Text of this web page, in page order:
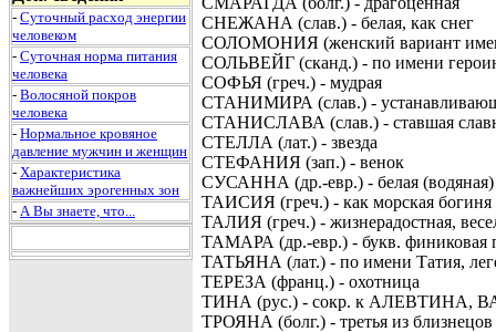
- Суточный расход энергии
человеком
- Суточная норма питания
человека
- Волосяной покров
человека
- Нормальное кровяное
давление мужчин и женщин
- Характеристика
важнейших эрогенных зон
- А Вы знаете, что...
СНЕЖАНА (слав.) - белая, как снег
СОЛОМОНИЯ (женский вариант
СОЛЬВЕЙГ (сканд.) - по имени
СОФЬЯ (греч.) - мудрая
СТАНИМИРА (слав.) -
СТАНИСЛАВА (слав.) - ставшая
СТЕЛЛА (лат.) - звезда
СТЕФАНИЯ (зап.) - венок
СУСАННА (др.-евр.) - белая (водяная)
ТАИСИЯ (греч.) - как морская богиня
ТАЛИЯ (греч.) - жизнерадостная,
ТАМАРА (др.-евр.) - букв. финиковая
ТАТЬЯНА (лат.) - по имени Татия,
ТЕРЕЗА (франц.) - охотница
ТИНА (рус.) - сокр. к АЛЕВТИНА,
ТРОЯНА (болг.) - третья из